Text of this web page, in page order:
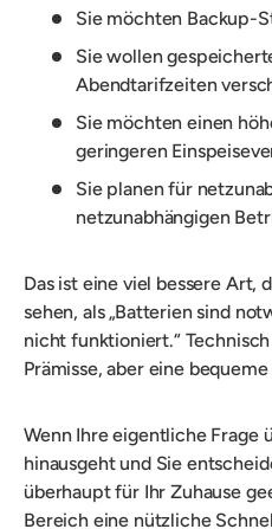
Sie möchten Backup-
Sie wollen
Abendtarifzeiten
Sie möchten einen
geringeren
Sie planen für
netzunabhängigen
Das ist eine viel bessere Art,
sehen, als „Batterien sind
nicht funktioniert.“
Prämisse, aber eine
Wenn Ihre eigentliche Frage
hinausgeht und Sie
überhaupt für Ihr Zuhause
Bereich eine nützliche